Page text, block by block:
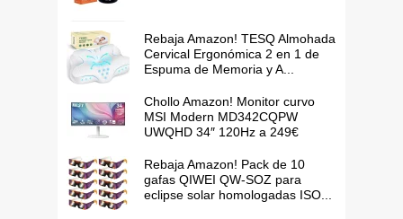
Rebaja Amazon! TESQ Almohada
Cervical Ergonómica 2 en 1 de
Espuma de Memoria y A...
Chollo Amazon! Monitor curvo
MSI Modern MD342CQPW
UWQHD 34″ 120Hz a 249€
Rebaja Amazon! Pack de 10
gafas QIWEI QW-SOZ para
eclipse solar homologadas ISO...